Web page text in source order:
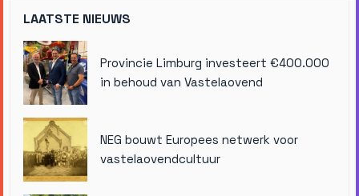
LAATSTE NIEUWS
Provincie Limburg investeert €400.000
in behoud van Vastelaovend
NEG bouwt Europees netwerk voor
vastelaovendcultuur